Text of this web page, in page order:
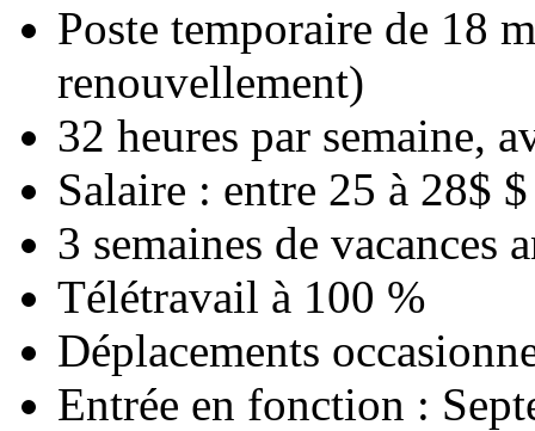
Poste temporaire de 18
renouvellement)
32 heures par semaine,
Salaire : entre 25 à 28$
3 semaines de vacances
Télétravail à 100 %
Déplacements
Entrée en fonction :